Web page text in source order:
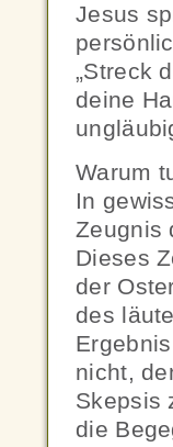
Jesus
„Streck
deine
Warum
In
Zeugnis
Dieses
der
des
nicht,
Skepsis
die